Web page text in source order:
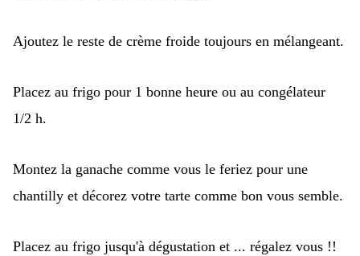
Ajoutez le reste de crème froide toujours en mélangeant.
Placez au frigo pour 1 bonne heure ou au congélateur
1/2 h.
Montez la ganache comme vous le feriez pour une
chantilly et décorez votre tarte comme bon vous semble.
Placez au frigo jusqu'à dégustation et ... régalez vous !!